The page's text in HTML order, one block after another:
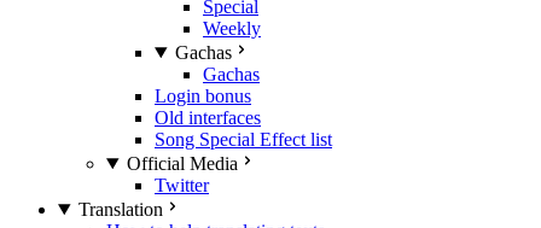
Special
Weekly
Gachas
Gachas
Login bonus
Old interfaces
Song Special Effect list
Official Media
Twitter
Translation